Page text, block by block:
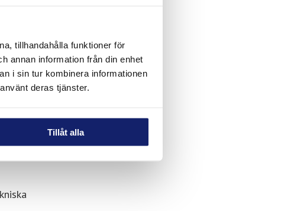
tillhandahålla funktioner för
annan information från din enhet
i sin tur kombinera informationen
deras tjänster.
Tillåt alla
annat
och där